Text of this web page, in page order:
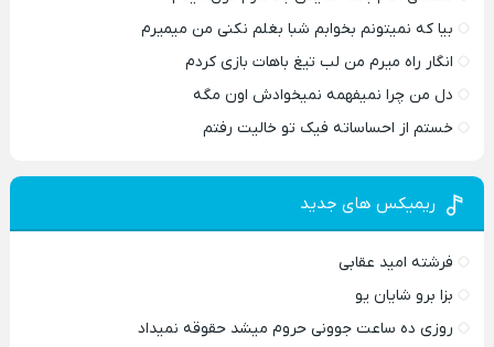
بیا که نمیتونم بخوابم شبا بغلم نکنی من میمیرم
انگار راه میرم من لب تیغ باهات بازی کردم
دل من چرا نمیفهمه نمیخوادش اون مگه
خستم از احساساته فیک تو خالیت رفتم
ریمیکس های جدید
فرشته امید عقابی
بزا برو شایان یو
روزی ده ساعت جوونی حروم میشد حقوقه نمیداد